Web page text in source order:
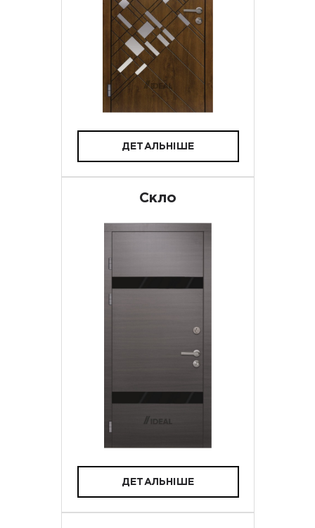
ДЕТАЛЬНІШЕ
Скло
ДЕТАЛЬНІШЕ